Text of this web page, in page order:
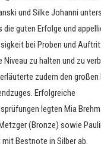
und Silke Johanni
die guten Erfolge und
bei Proben und
Niveau zu halten und zu
zudem den
Erfolgreiche
legten Mia
(Bronze) sowie
mit Bestnote in Silber ab.